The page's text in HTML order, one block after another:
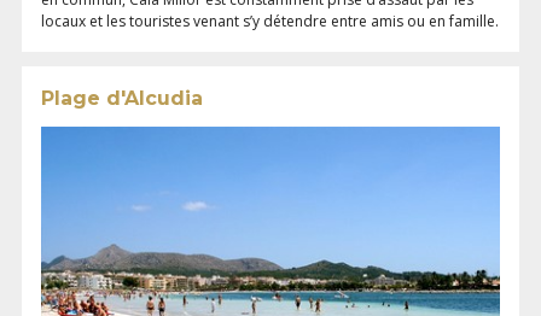
locaux et les touristes venant s’y détendre entre amis ou en famille.
Plage d'Alcudia